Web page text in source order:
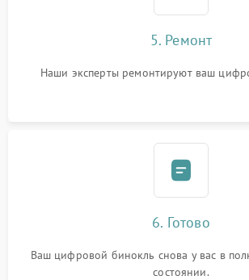
5. Ремонт
Наши эксперты ремонтируют ваш
6. Готово
Ваш цифровой бинокль снова у вас в
состоянии.